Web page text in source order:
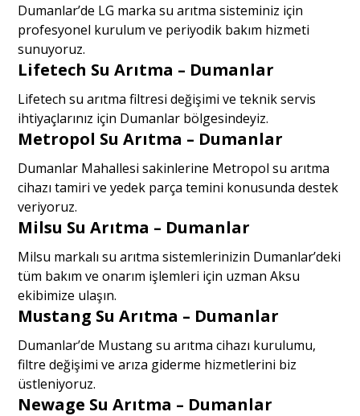
Dumanlar’de LG marka su arıtma sisteminiz için
profesyonel kurulum ve periyodik bakım hizmeti
sunuyoruz.
Lifetech Su Arıtma – Dumanlar
Lifetech su arıtma filtresi değişimi ve teknik servis
ihtiyaçlarınız için Dumanlar bölgesindeyiz.
Metropol Su Arıtma – Dumanlar
Dumanlar Mahallesi sakinlerine Metropol su arıtma
cihazı tamiri ve yedek parça temini konusunda destek
veriyoruz.
Milsu Su Arıtma – Dumanlar
Milsu markalı su arıtma sistemlerinizin Dumanlar’deki
tüm bakım ve onarım işlemleri için uzman Aksu
ekibimize ulaşın.
Mustang Su Arıtma – Dumanlar
Dumanlar’de Mustang su arıtma cihazı kurulumu,
filtre değişimi ve arıza giderme hizmetlerini biz
üstleniyoruz.
Newage Su Arıtma – Dumanlar